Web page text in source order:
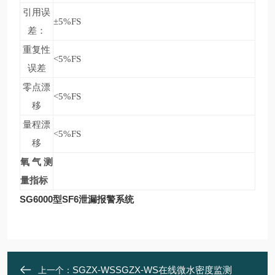
引用误
差：
±5%FS
重复性
误差
<5%FS
零点漂
移
<5%FS
量程漂
移
<5%FS
氧气测
量指标
SG6000型SF6泄漏报警系统
上一个： SGZX-WSSGZX-WS在线微水密度监测